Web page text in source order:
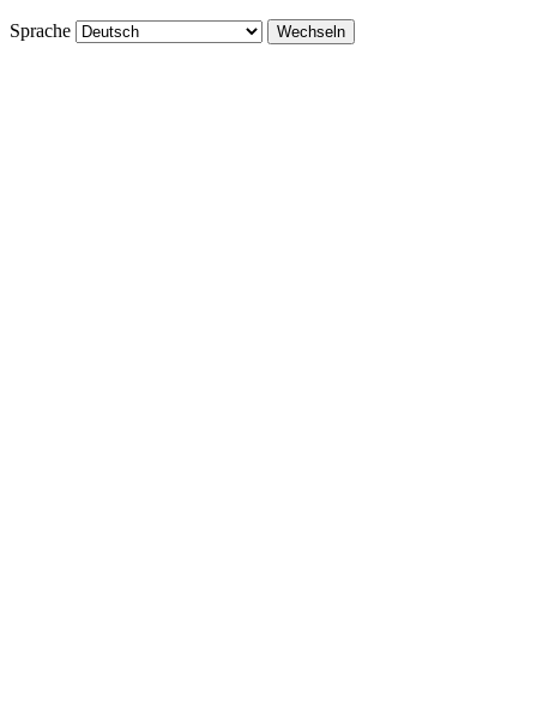
Sprache